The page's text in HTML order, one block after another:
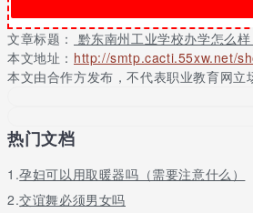
招生简介
州学校(黔东南州技工学校)属州财政全额
学校内设有 “贵州省第76国家职业技能鉴
招生计划
门化方向招生专业学制招生人数升学
数控技术
文章标题： 黔东南州工业学校办学怎么样
本文地址： http://smtp.cacti.55xw.net/
本文由合作方发布，不代表职业教育网
热门文档
1.孕妇可以用取暖器吗（需要注意什么）
2.交谊舞必须男女吗